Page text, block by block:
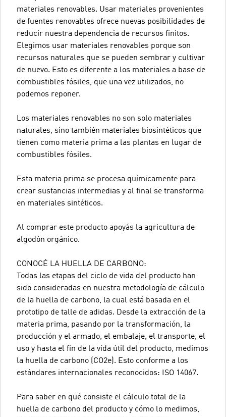
materiales renovables. Usar materiales provenientes
de fuentes renovables ofrece nuevas posibilidades de
reducir nuestra dependencia de recursos finitos.
Elegimos usar materiales renovables porque son
recursos naturales que se pueden sembrar y cultivar
de nuevo. Esto es diferente a los materiales a base de
combustibles fósiles, que una vez utilizados, no
podemos reponer.
Los materiales renovables no son solo materiales
naturales, sino también materiales biosintéticos que
tienen como materia prima a las plantas en lugar de
combustibles fósiles.
Esta materia prima se procesa químicamente para
crear sustancias intermedias y al final se transforma
en materiales sintéticos.
Al comprar este producto apoyás la agricultura de
algodón orgánico.
CONOCÉ LA HUELLA DE CARBONO:
Todas las etapas del ciclo de vida del producto han
sido consideradas en nuestra metodología de cálculo
de la huella de carbono, la cual está basada en el
prototipo de talle de adidas. Desde la extracción de la
materia prima, pasando por la transformación, la
producción y el armado, el embalaje, el transporte, el
uso y hasta el fin de la vida útil del producto, medimos
la huella de carbono (CO2e). Esto conforme a los
estándares internacionales reconocidos: ISO 14067.
Para saber en qué consiste el cálculo total de la
huella de carbono del producto y cómo lo medimos,